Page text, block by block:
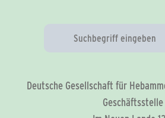
Deutsche Gesellschaft für
Geschäftsstelle